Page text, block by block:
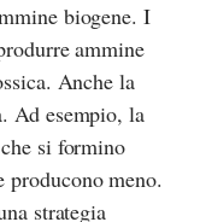
biogene. I
ammine
Anche la
Ad esempio, la
si formino
producono meno.
strategia